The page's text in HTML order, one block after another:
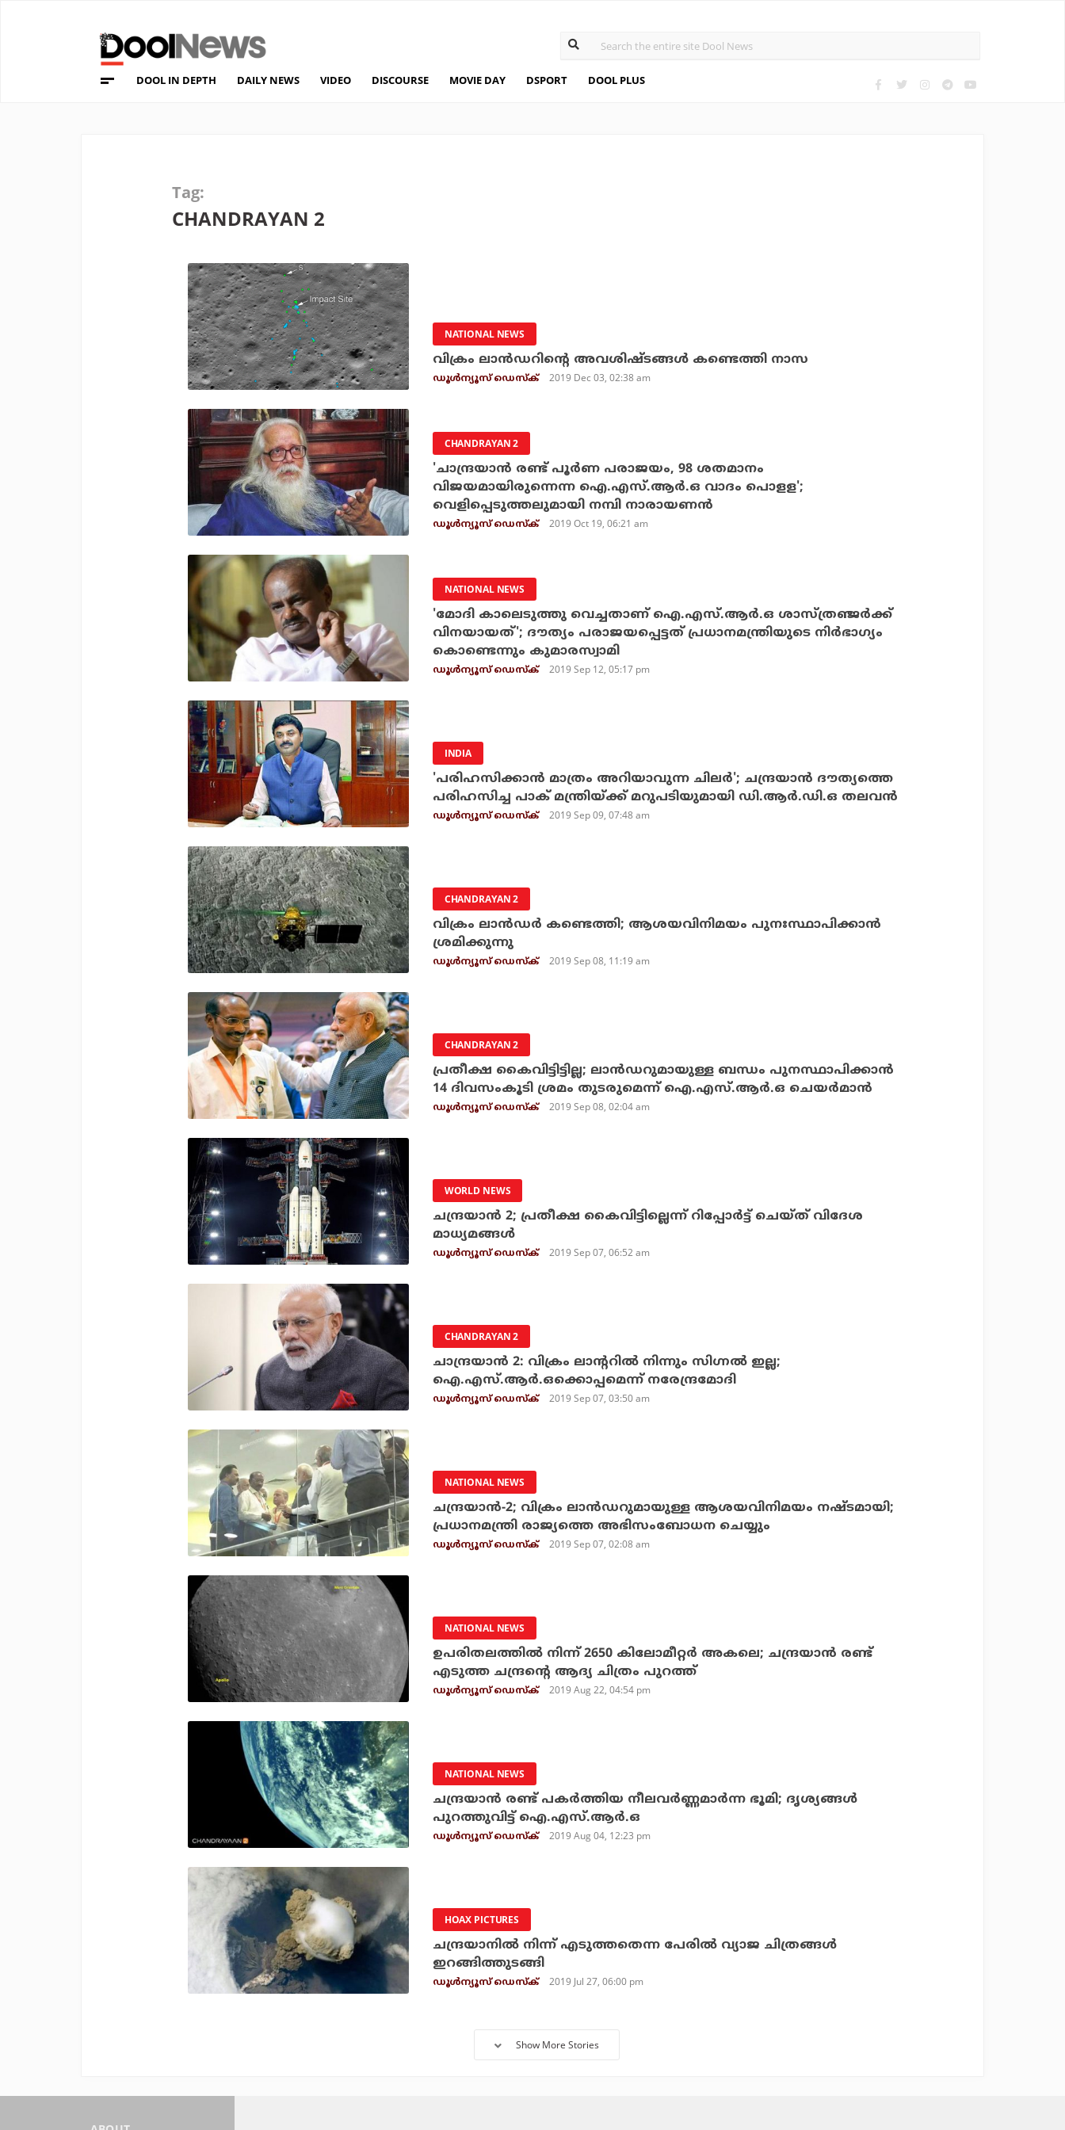
DOOL IN DEPTH DAILY NEWS VIDEO DISCOURSE MOVIE DAY DSPORT DOOL PLUS
Tag:
CHANDRAYAN 2
NATIONAL NEWS
വിക്രം ലാന്‍ഡറിന്റെ അവശിഷ്ടങ്ങള്‍ കണ്ടെത്തി നാസ
ഡൂള്‍ന്യൂസ് ഡെസ്‌ക് 2019 Dec 03, 02:38 am
CHANDRAYAN 2
'ചാന്ദ്രയാന്‍ രണ്ട് പൂര്‍ണ പരാജയം, 98 ശതമാനം
വിജയമായിരുന്നെന്ന ഐ.എസ്.ആര്‍.ഒ വാദം പൊളള';
വെളിപ്പെടുത്തലുമായി നമ്പി നാരായണന്‍
ഡൂള്‍ന്യൂസ് ഡെസ്‌ക് 2019 Oct 19, 06:21 am
NATIONAL NEWS
'മോദി കാലെടുത്തു വെച്ചതാണ് ഐ.എസ്.ആര്‍.ഒ ശാസ്ത്രഞ്ജര്‍ക്ക്
വിനയായത്'; ദൗത്യം പരാജയപ്പെട്ടത് പ്രധാനമന്ത്രിയുടെ നിര്‍ഭാഗ്യം
കൊണ്ടെന്നും കുമാരസ്വാമി
ഡൂള്‍ന്യൂസ് ഡെസ്‌ക് 2019 Sep 12, 05:17 pm
INDIA
'പരിഹസിക്കാന്‍ മാത്രം അറിയാവുന്ന ചിലര്‍'; ചന്ദ്രയാന്‍ ദൗത്യത്തെ
പരിഹസിച്ച പാക് മന്ത്രിയ്ക്ക് മറുപടിയുമായി ഡി.ആര്‍.ഡി.ഒ തലവന്‍
ഡൂള്‍ന്യൂസ് ഡെസ്‌ക് 2019 Sep 09, 07:48 am
CHANDRAYAN 2
വിക്രം ലാന്‍ഡര്‍ കണ്ടെത്തി; ആശയവിനിമയം പുനഃസ്ഥാപിക്കാന്‍
ശ്രമിക്കുന്നു
ഡൂള്‍ന്യൂസ് ഡെസ്‌ക് 2019 Sep 08, 11:19 am
CHANDRAYAN 2
പ്രതീക്ഷ കൈവിട്ടിട്ടില്ല; ലാന്‍ഡറുമായുള്ള ബന്ധം പുനസ്ഥാപിക്കാന്‍
14 ദിവസംകൂടി ശ്രമം തുടരുമെന്ന് ഐ.എസ്.ആര്‍.ഒ ചെയര്‍മാന്‍
ഡൂള്‍ന്യൂസ് ഡെസ്‌ക് 2019 Sep 08, 02:04 am
WORLD NEWS
ചന്ദ്രയാന്‍ 2; പ്രതീക്ഷ കൈവിട്ടില്ലെന്ന് റിപ്പോര്‍ട്ട് ചെയ്ത് വിദേശ
മാധ്യമങ്ങള്‍
ഡൂള്‍ന്യൂസ് ഡെസ്‌ക് 2019 Sep 07, 06:52 am
CHANDRAYAN 2
ചാന്ദ്രയാന്‍ 2: വിക്രം ലാന്ററില്‍ നിന്നും സിഗ്നല്‍ ഇല്ല;
ഐ.എസ്.ആര്‍.ഒക്കൊപ്പമെന്ന് നരേന്ദ്രമോദി
ഡൂള്‍ന്യൂസ് ഡെസ്‌ക് 2019 Sep 07, 03:50 am
NATIONAL NEWS
ചന്ദ്രയാന്‍-2; വിക്രം ലാന്‍ഡറുമായുള്ള ആശയവിനിമയം നഷ്ടമായി;
പ്രധാനമന്ത്രി രാജ്യത്തെ അഭിസംബോധന ചെയ്യും
ഡൂള്‍ന്യൂസ് ഡെസ്‌ക് 2019 Sep 07, 02:08 am
NATIONAL NEWS
ഉപരിതലത്തില്‍ നിന്ന് 2650 കിലോമീറ്റര്‍ അകലെ; ചന്ദ്രയാന്‍ രണ്ട്
എടുത്ത ചന്ദ്രന്റെ ആദ്യ ചിത്രം പുറത്ത്
ഡൂള്‍ന്യൂസ് ഡെസ്‌ക് 2019 Aug 22, 04:54 pm
NATIONAL NEWS
ചന്ദ്രയാന്‍ രണ്ട് പകര്‍ത്തിയ നീലവര്‍ണ്ണമാര്‍ന്ന ഭൂമി; ദൃശ്യങ്ങള്‍
പുറത്തുവിട്ട് ഐ.എസ്.ആര്‍.ഒ
ഡൂള്‍ന്യൂസ് ഡെസ്‌ക് 2019 Aug 04, 12:23 pm
HOAX PICTURES
ചന്ദ്രയാനില്‍ നിന്ന് എടുത്തതെന്ന പേരില്‍ വ്യാജ ചിത്രങ്ങള്‍
ഇറങ്ങിത്തുടങ്ങി
ഡൂള്‍ന്യൂസ് ഡെസ്‌ക് 2019 Jul 27, 06:00 pm
Show More Stories